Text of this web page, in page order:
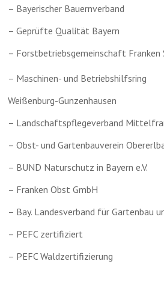
– Bayerischer Bauernverband
– Geprüfte Qualität Bayern
– Forstbetriebsgemeinschaft Franken
– Maschinen- und Betriebshilfsring
Weißenburg-Gunzenhausen
– Landschaftspflegeverband
– Obst- und Gartenbauverein
– BUND Naturschutz in Bayern e.V.
– Franken Obst GmbH
– Bay. Landesverband für Gartenbau
– PEFC zertifiziert
– PEFC Waldzertifizierung